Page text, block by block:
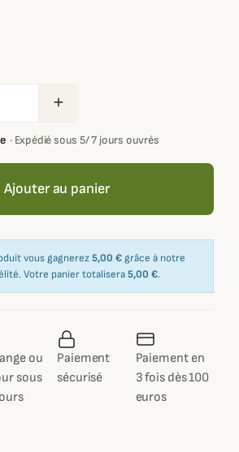
add
· Expédié sous 5/ 7 jours ouvrés
Ajouter au panier
vous gagnerez5,00 € grâce à notre
Votre panier totalisera5,00 €.
ou
sous
Paiement
sécurisé
Paiement en
3 fois dès 100
euros